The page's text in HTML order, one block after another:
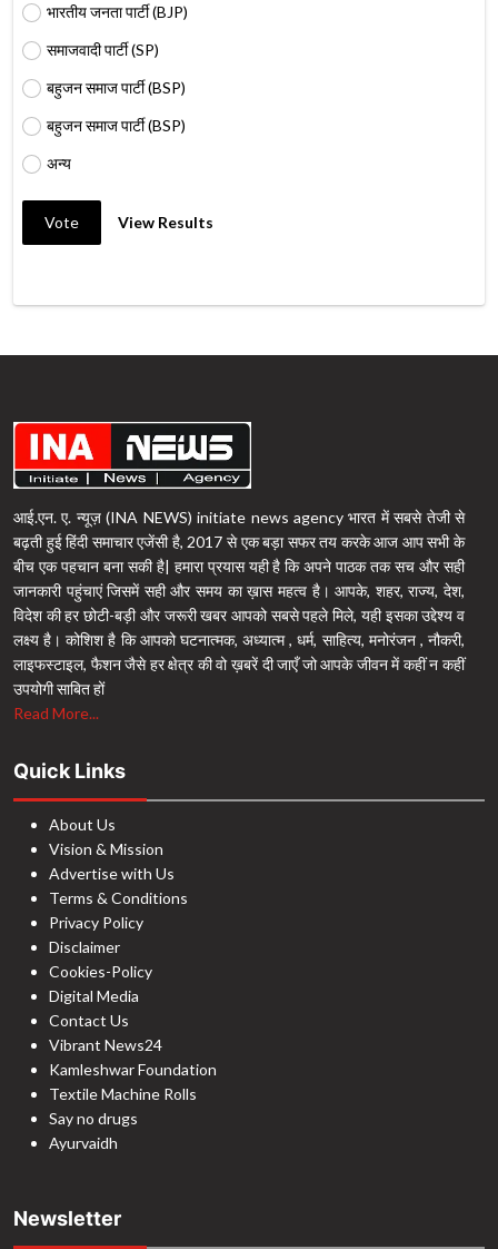
भारतीय जनता पार्टी (BJP)
समाजवादी पार्टी (SP)
बहुजन समाज पार्टी (BSP)
बहुजन समाज पार्टी (BSP)
अन्य
Vote View Results
आई.एन. ए. न्यूज़ (INA NEWS) initiate news agency भारत में सबसे तेजी से
बढ़ती हुई हिंदी समाचार एजेंसी है, 2017 से एक बड़ा सफर तय करके आज आप सभी के
बीच एक पहचान बना सकी है| हमारा प्रयास यही है कि अपने पाठक तक सच और सही
जानकारी पहुंचाएं जिसमें सही और समय का ख़ास महत्व है। आपके, शहर, राज्य, देश,
विदेश की हर छोटी-बड़ी और जरूरी खबर आपको सबसे पहले मिले, यही इसका उद्देश्य व
लक्ष्य है। कोशिश है कि आपको घटनात्मक, अध्यात्म , धर्म, साहित्य, मनोरंजन , नौकरी,
लाइफस्टाइल, फैशन जैसे हर क्षेत्र की वो ख़बरें दी जाएँ जो आपके जीवन में कहीं न कहीं
उपयोगी साबित हों
Read More...
Quick Links
About Us
Vision & Mission
Advertise with Us
Terms & Conditions
Privacy Policy
Disclaimer
Cookies-Policy
Digital Media
Contact Us
Vibrant News24
Kamleshwar Foundation
Textile Machine Rolls
Say no drugs
Ayurvaidh
Newsletter